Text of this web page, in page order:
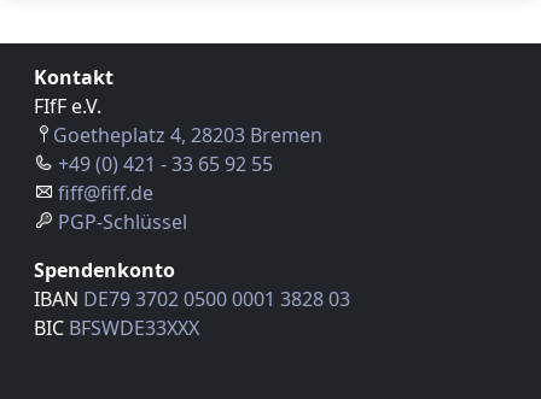
Kontakt
FIfF e.V.
Goetheplatz 4, 28203 Bremen
+49 (0) 421 - 33 65 92 55
fiff@fiff.de
PGP-Schlüssel
Spendenkonto
IBAN DE79 3702 0500 0001 3828 03
BIC BFSWDE33XXX